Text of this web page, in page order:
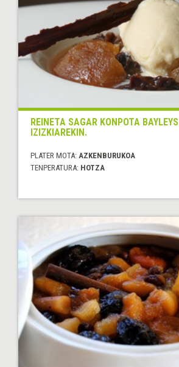
REINETA SAGAR KONPOTA BAYLEYS
IZIZKIAREKIN.
PLATER MOTA: AZKENBURUKOA
TENPERATURA: HOTZA